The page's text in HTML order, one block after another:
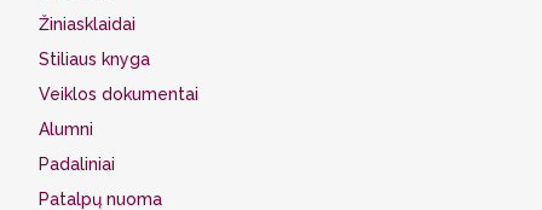
Žiniasklaidai
Stiliaus knyga
Veiklos dokumentai
Alumni
Padaliniai
Patalpų nuoma